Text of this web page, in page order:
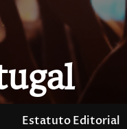
Estatuto Editorial